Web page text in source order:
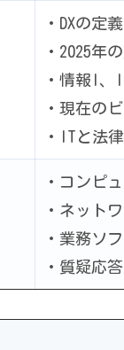
・DXの定義
・2025年
・情報I、
・現在の
・ITと法律
・コンピ
・ネット
・業務ソ
・質疑応答